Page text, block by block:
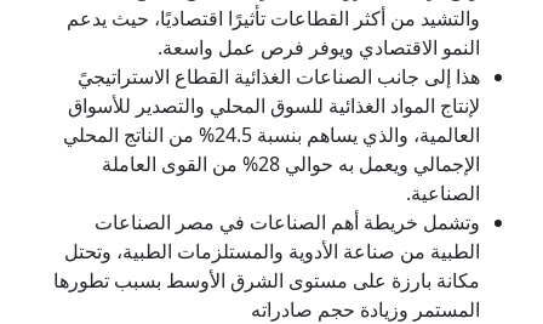
والتشيد من أكثر القطاعات تأثيرًا اقتصاديًا، حيث يدعم
النمو الاقتصادي ويوفر فرص عمل واسعة.
هذا إلى جانب الصناعات الغذائية القطاع الاستراتيجيً
لإنتاج المواد الغذائية للسوق المحلي والتصدير للأسواق
العالمية، والذي يساهم بنسبة 24.5% من الناتج المحلي
الإجمالي ويعمل به حوالي 28% من القوى العاملة
الصناعية.
وتشمل خريطة أهم الصناعات في مصر الصناعات
الطبية من صناعة الأدوية والمستلزمات الطبية، وتحتل
مكانة بارزة على مستوى الشرق الأوسط بسبب تطورها
المستمر وزيادة حجم صادراته